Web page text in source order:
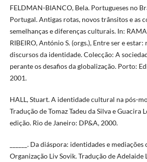
FELDMAN-BIANCO, Bela. Portugueses no
Portugal. Antigas rotas, novos trânsitos e as
semelhanças e diferenças culturais. In:
RIBEIRO, António S. (orgs.), Entre ser e estar:
discursos da identidade. Colecção: A
perante os desafios da globalização. Porto:
2001.
HALL, Stuart. A identidade cultural na pós-
Tradução de Tomaz Tadeu da Silva e Guacira
edição. Rio de Janeiro: DP&A, 2000.
______. Da diáspora: identidades e
Organização Liv Sovik. Tradução de Adelaide